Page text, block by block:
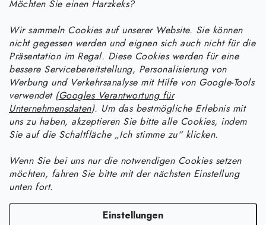
Möchten Sie einen Harzkeks?
Wir sammeln Cookies auf unserer Website. Sie können
nicht gegessen werden und eignen sich auch nicht für die
Präsentation im Regal. Diese Cookies werden für eine
bessere Servicebereitstellung, Personalisierung von
Werbung und Verkehrsanalyse mit Hilfe von Google-Tools
verwendet (Googles Verantwortung für
Unternehmensdaten). Um das bestmögliche Erlebnis mit
uns zu haben, akzeptieren Sie bitte alle Cookies, indem
Sie auf die Schaltfläche „Ich stimme zu“ klicken.
Wenn Sie bei uns nur die notwendigen Cookies setzen
möchten, fahren Sie bitte mit der nächsten Einstellung
unten fort.
Einstellungen
Informace pro vás
Kontakte
Bestellstatus
Anleitung zur Verarbeitung von UV-Harz: Ein praktischer Leitfaden
zu Aushärtung, Färbung und Fehlerbehebung
Wie lange braucht Epoxidharz zum Aushärten und wie kann ich den
Anleitung für Harzprodukte
Wie man Schmuck aus UV-Harz mit Crushed-Effekt herstellt